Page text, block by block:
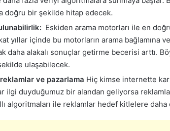
doğru bir şekilde hitap edecek.
Eskiden arama motorları ile en
yıllar içinde bu motorların arama bağlamına
daha alakalı sonuçlar getirme becerisi arttı.
ulaşabilecek.
reklamlar ve pazarlama Hiç kimse internette
ilgi duyduğumuz bir alandan geliyorsa
algoritmaları ile reklamlar hedef kitlelere